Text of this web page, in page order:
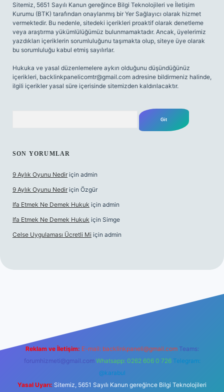
Sitemiz, 5651 Sayılı Kanun gereğince Bilgi Teknolojileri ve İletişim
Kurumu (BTK) tarafından onaylanmış bir Yer Sağlayıcı olarak hizmet
vermektedir. Bu nedenle, sitedeki içerikleri proaktif olarak denetleme
veya araştırma yükümlülüğümüz bulunmamaktadır. Ancak, üyelerimiz
yazdıkları içeriklerin sorumluluğunu taşımakta olup, siteye üye olarak
bu sorumluluğu kabul etmiş sayılırlar.
Hukuka ve yasal düzenlemelere aykırı olduğunu düşündüğünüz
içerikleri, backlinkpanelicomtr@gmail.com adresine bildirmeniz halinde,
ilgili içerikler yasal süre içerisinde sitemizden kaldırılacaktır.
SON YORUMLAR
9 Aylık Oyunu Nedir için admin
9 Aylık Oyunu Nedir için Özgür
Ifa Etmek Ne Demek Hukuk için admin
Ifa Etmek Ne Demek Hukuk için Simge
Celse Uygulaması Ücretli Mi için admin
Reklam ve İletişim: E-mail: backlinkpaneli@gmail.com Teams:
forumhizmeti@gmail.com Whatsapp: 0262 606 0 726 Telegram:
@karabul
Yasal Uyarı: Sitemiz, 5651 Sayılı Kanun gereğince Bilgi Teknolojileri